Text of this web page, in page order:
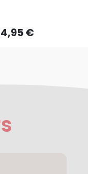
€
AJOUTER AU PANIER